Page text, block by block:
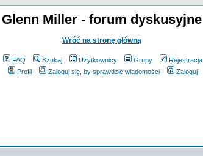
Glenn Miller - forum dyskusyjne
Wróć na stronę główną
FAQ Szukaj Użytkownicy Grupy
Rejestracja
Profil
Zaloguj się, by sprawdzić wiadomości Zaloguj